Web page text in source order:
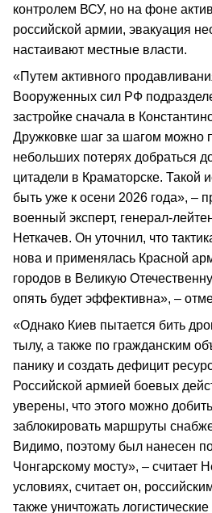
контролем ВСУ, но на фоне
российской армии, эвакуация
настаивают местные власти.
«Путем активного
Вооруженных сил РФ
застройке сначала в
Дружковке шаг за шагом можно
небольших потерях добраться
цитадели в Краматорске. Такой
быть уже к осени 2026 года», –
военный эксперт, генерал-
Неткачев. Он уточнил, что
нова и применялась Красной
городов в Великую
опять будет эффективна», –
«Однако Киев пытается бить
тылу, а также по гражданским
панику и создать дефицит
Российской армией боевых
уверены, что этого можно
заблокировать маршруты
Видимо, поэтому был нанесен
Чонгарскому мосту», – считает
условиях, считает он,
также уничтожать